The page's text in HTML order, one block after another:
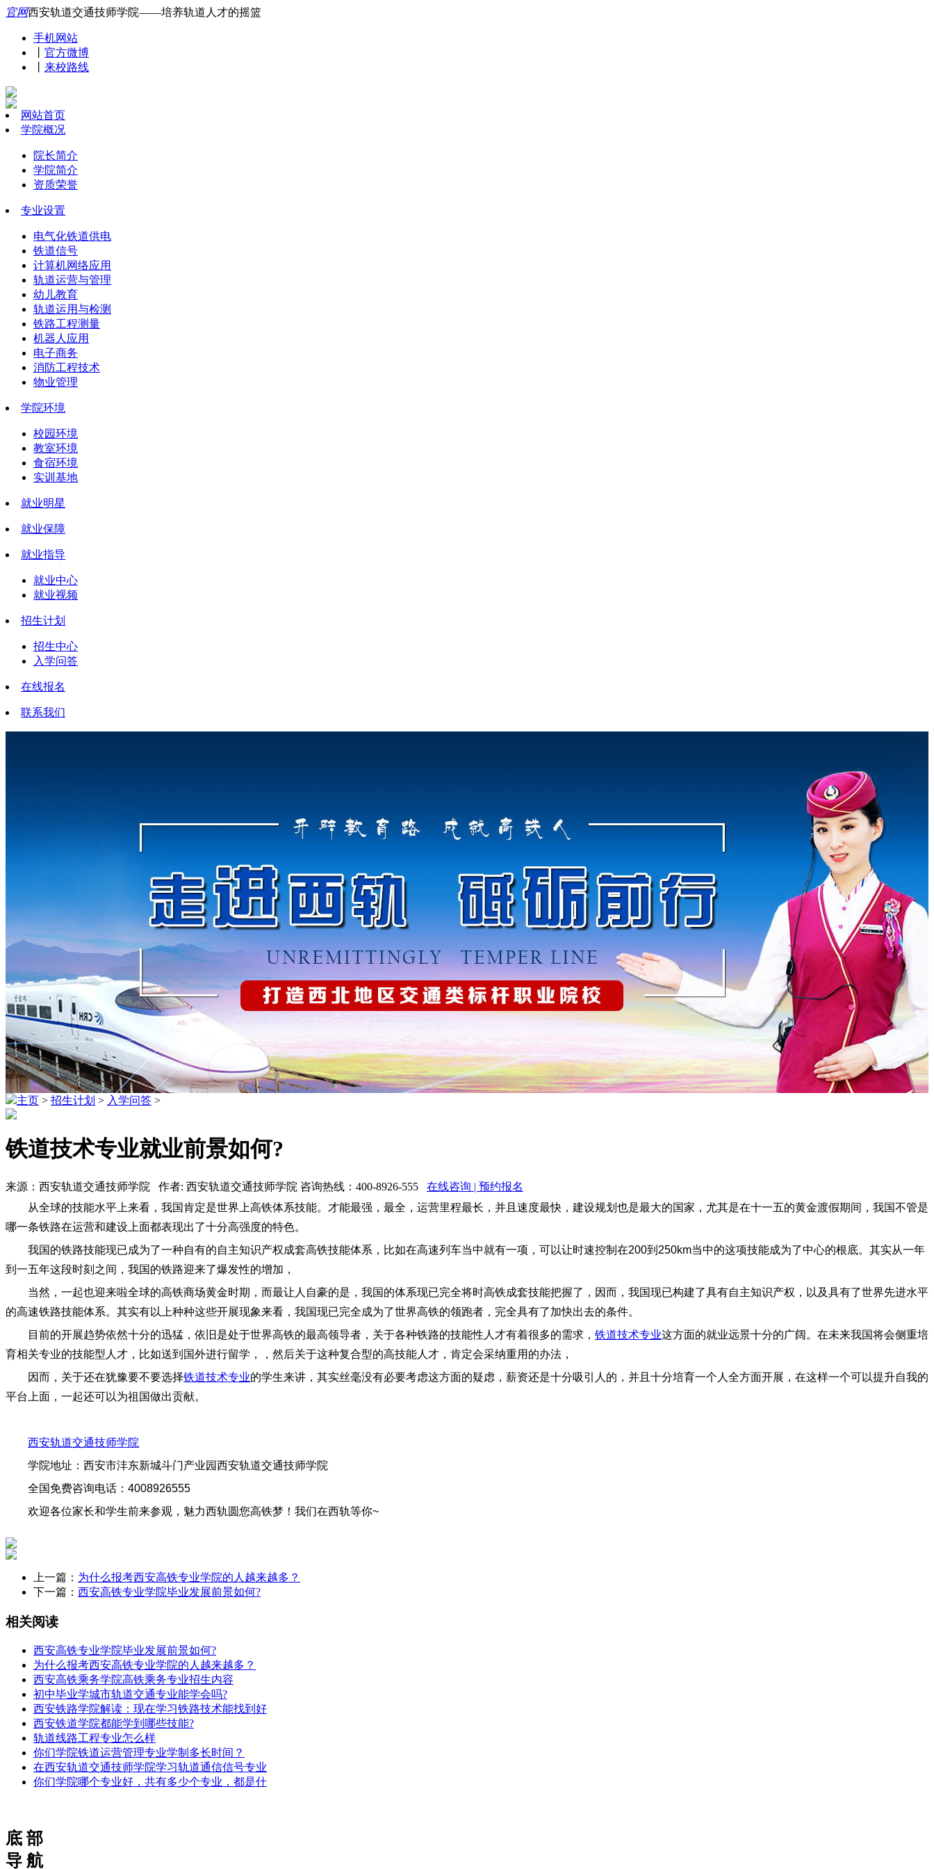
官网西安轨道交通技师学院——培养轨道人才的摇篮
手机网站
官方微博
来校路线
网站首页
学院概况
院长简介
学院简介
资质荣誉
专业设置
电气化铁道供电
铁道信号
计算机网络应用
轨道运营与管理
幼儿教育
轨道运用与检测
铁路工程测量
机器人应用
电子商务
消防工程技术
物业管理
学院环境
校园环境
教室环境
食宿环境
实训基地
就业明星
就业保障
就业指导
就业中心
就业视频
招生计划
招生中心
入学问答
在线报名
联系我们
主页 > 招生计划 > 入学问答 >
铁道技术专业就业前景如何?
来源：西安轨道交通技师学院 作者: 西安轨道交通技师学院 咨询热线：400-8926-555 在线咨询 | 预约报名
从全球的技能水平上来看，我国肯定是世界上高铁体系技能。才能最强，最全，运营里程最长，并且速度最快，建设规划也是最大的国家，尤其是在十一五的黄金渡假期间，我国不管是
哪一条铁路在运营和建设上面都表现出了十分高强度的特色。
我国的铁路技能现已成为了一种自有的自主知识产权成套高铁技能体系，比如在高速列车当中就有一项，可以让时速控制在200到250km当中的这项技能成为了中心的根底。其实从一年
到一五年这段时刻之间，我国的铁路迎来了爆发性的增加，
当然，一起也迎来啦全球的高铁商场黄金时期，而最让人自豪的是，我国的体系现已完全将时高铁成套技能把握了，因而，我国现已构建了具有自主知识产权，以及具有了世界先进水平
的高速铁路技能体系。其实有以上种种这些开展现象来看，我国现已完全成为了世界高铁的领跑者，完全具有了加快出去的条件。
目前的开展趋势依然十分的迅猛，依旧是处于世界高铁的最高领导者，关于各种铁路的技能性人才有着很多的需求， 铁道技术专业这方面的就业远景十分的广阔。在未来我国将会侧重培
育相关专业的技能型人才，比如送到国外进行留学，，然后关于这种复合型的高技能人才，肯定会采纳重用的办法，
因而，关于还在犹豫要不要选择铁道技术专业​的学生来讲，其实丝毫没有必要考虑这方面的疑虑，薪资还是十分吸引人的，并且十分培育一个人全方面开展，在这样一个可以提升自我的
平台上面，一起还可以为祖国做出贡献。
西安轨道交通技师学院
学院地址：西安市沣东新城斗门产业园西安轨道交通技师学院
全国免费咨询电话：4008926555
欢迎各位家长和学生前来参观，魅力西轨圆您高铁梦！我们在西轨等你~
上一篇： 为什么报考西安高铁专业学院的人越来越多？
下一篇： 西安高铁专业学院毕业发展前景如何?
相关阅读
西安高铁专业学院毕业发展前景如何?
为什么报考西安高铁专业学院的人越来越多？
西安高铁乘务学院高铁乘务专业招生内容
初中毕业学城市轨道交通专业能学会吗?
西安铁路学院解读：现在学习铁路技术能找到好
西安铁道学院都能学到哪些技能?
轨道线路工程专业怎么样
你们学院铁道运营管理专业学制多长时间？
在西安轨道交通技师学院学习轨道通信信号专业
你们学院哪个专业好，共有多少个专业，都是什
底 部
导 航